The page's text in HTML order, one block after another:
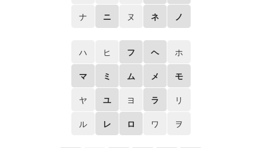
ナ ニ ヌ ネ ノ
ハ ヒ フ ヘ ホ
マ ミ ム メ モ
ヤ ユ ヨ ラ リ
ル レ ロ ワ ヲ